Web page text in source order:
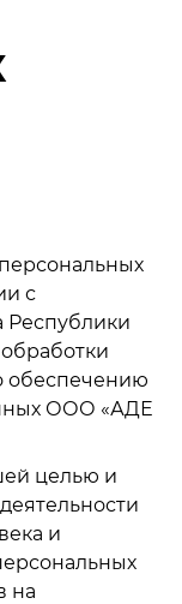
с
Республики
обеспечению
ООО «АДЕ
целью и
и
на